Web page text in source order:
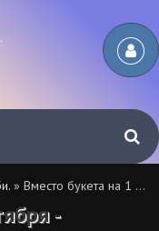
» Вместо букета на 1 сентября - топиарий из живых цветов своими руками - «Досуг и хобби»
-